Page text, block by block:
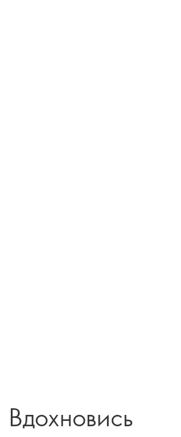
Вдохновись